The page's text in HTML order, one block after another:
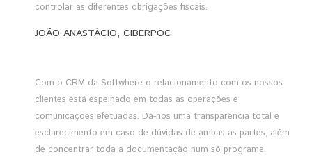
controlar as diferentes obrigações fiscais.
JOÃO ANASTÁCIO, CIBERPOC
Com o CRM da Softwhere o relacionamento com os nossos
clientes está espelhado em todas as operações e
comunicações efetuadas. Dá-nos uma transparência total e
esclarecimento em caso de dúvidas de ambas as partes, além
de concentrar toda a documentação num só programa.